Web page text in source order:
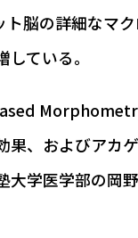
脳の詳細なマ
ている。
、およびア
学医学部の岡